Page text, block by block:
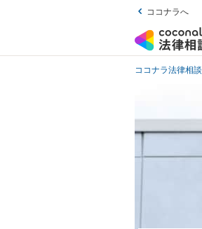
ココナラへ
ココナラ法律相談